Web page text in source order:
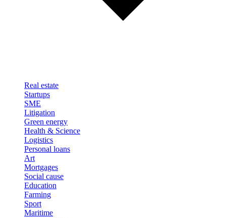
Real estate
Startups
SME
Litigation
Green energy
Health & Science
Logistics
Personal loans
Art
Mortgages
Social cause
Education
Farming
Sport
Maritime